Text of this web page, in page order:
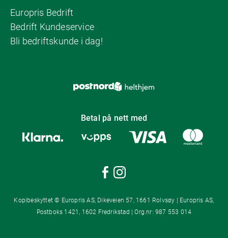
Europris Bedrift
Bedrift Kundeservice
Bli bedriftskunde i dag!
Betal på nett med
Kopibeskyttet © Europris AS, Dikeveien 57, 1661 Rolvsøy | Europris AS,
Postboks 1421, 1602 Fredrikstad | Org.nr: 987 553 014